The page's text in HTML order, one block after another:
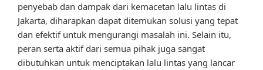
penyebab dan dampak dari kemacetan lalu lintas di
Jakarta, diharapkan dapat ditemukan solusi yang tepat
dan efektif untuk mengurangi masalah ini. Selain itu,
peran serta aktif dari semua pihak juga sangat
dibutuhkan untuk menciptakan lalu lintas yang lancar